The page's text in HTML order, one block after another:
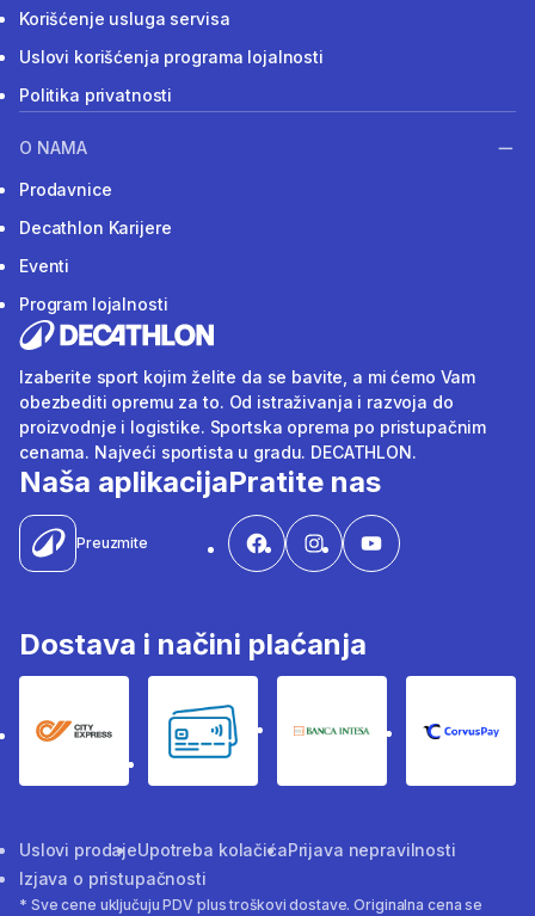
Korišćenje usluga servisa
Uslovi korišćenja programa lojalnosti
Politika privatnosti
O NAMA
Prodavnice
Decathlon Karijere
Eventi
Program lojalnosti
Izaberite sport kojim želite da se bavite, a mi ćemo Vam
obezbediti opremu za to. Od istraživanja i razvoja do
proizvodnje i logistike. Sportska oprema po pristupačnim
cenama. Najveći sportista u gradu. DECATHLON.
Naša aplikacija
Preuzmite
Pratite nas
Dostava i načini plaćanja
City Express Bankovne karticeBanka Intesa
Uslovi prodajeUpotreba kolačićaPrijava nepravilnosti
Izjava o pristupačnosti
* Sve cene uključuju PDV plus troškovi dostave. Originalna cena se